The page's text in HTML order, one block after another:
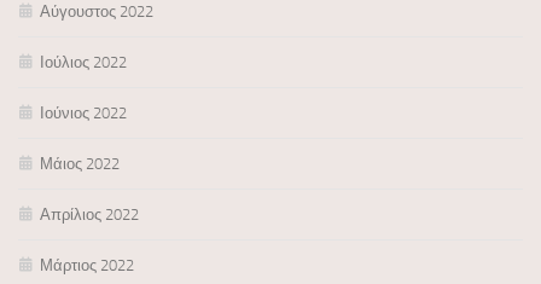
Αύγουστος 2022
Ιούλιος 2022
Ιούνιος 2022
Μάιος 2022
Απρίλιος 2022
Μάρτιος 2022